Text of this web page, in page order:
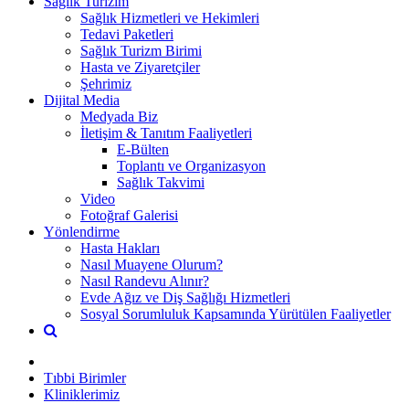
Sağlık Hizmetleri ve Hekimleri
Tedavi Paketleri
Sağlık Turizm Birimi
Hasta ve Ziyaretçiler
Şehrimiz
Dijital Media
Medyada Biz
İletişim & Tanıtım Faaliyetleri
E-Bülten
Toplantı ve Organizasyon
Sağlık Takvimi
Video
Fotoğraf Galerisi
Yönlendirme
Hasta Hakları
Nasıl Muayene Olurum?
Nasıl Randevu Alınır?
Evde Ağız ve Diş Sağlığı Hizmetleri
Sosyal Sorumluluk Kapsamında Yürütülen Faaliyetler
Tıbbi Birimler
Kliniklerimiz